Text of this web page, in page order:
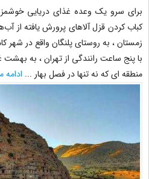
برای سرو یک وعده غذای دریایی
کباب کردن قزل آلاهای پرورش یافته از
زمستان ، به روستای پلنگان واقع در شهر
با پنج ساعت رانندگی از تهران ، به
منطقه ای که نه تنها در فصل بهار ...